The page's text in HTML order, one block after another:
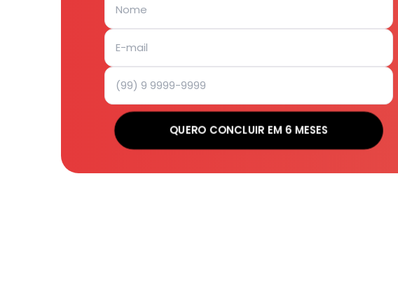
QUERO CONCLUIR EM 6 MESES